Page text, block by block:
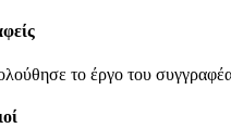
το έργο του